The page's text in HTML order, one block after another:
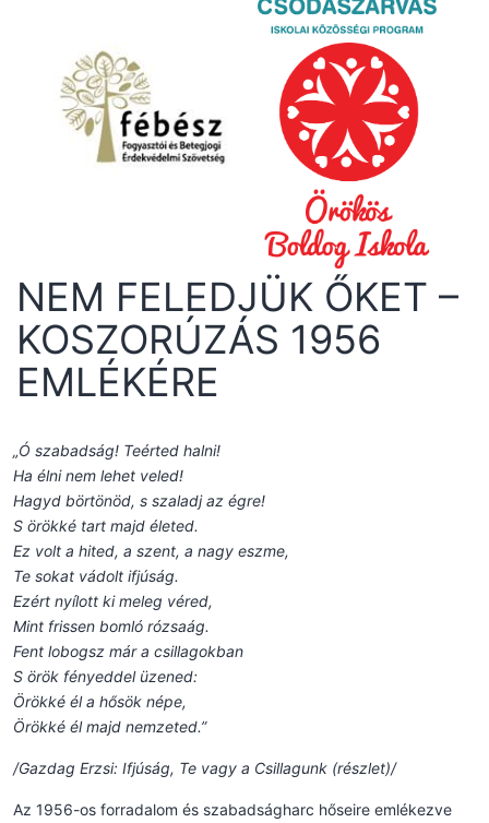
NEM FELEDJÜK ŐKET –
KOSZORÚZÁS 1956
EMLÉKÉRE
„Ó szabadság! Teérted halni!
Ha élni nem lehet veled!
Hagyd börtönöd, s szaladj az égre!
S örökké tart majd életed.
Ez volt a hited, a szent, a nagy eszme,
Te sokat vádolt ifjúság.
Ezért nyílott ki meleg véred,
Mint frissen bomló rózsaág.
Fent lobogsz már a csillagokban
S örök fényeddel üzened:
Örökké él a hősök népe,
Örökké él majd nemzeted.”
/Gazdag Erzsi: Ifjúság, Te vagy a Csillagunk (részlet)/
Az 1956-os forradalom és szabadságharc hőseire emlékezve